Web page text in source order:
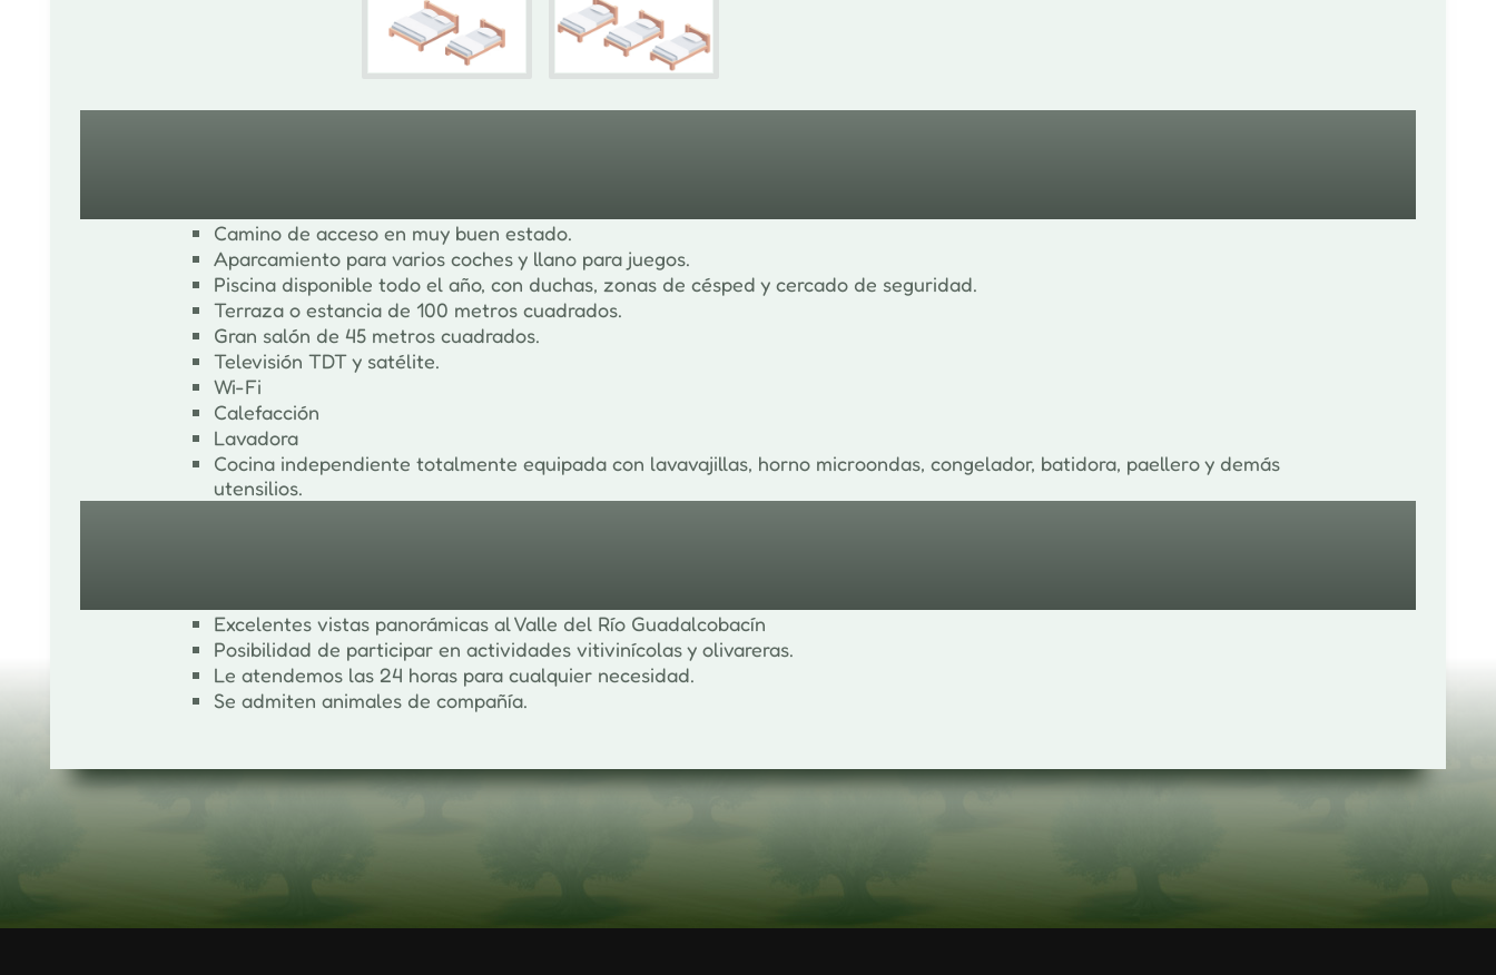
Camino de acceso en muy buen estado.
Aparcamiento para varios coches y llano para juegos.
Piscina disponible todo el año, con duchas, zonas de césped y cercado de seguridad.
Terraza o estancia de 100 metros cuadrados.
Gran salón de 45 metros cuadrados.
Televisión TDT y satélite.
Wi-Fi
Calefacción
Lavadora
Cocina independiente totalmente equipada con lavavajillas, horno microondas, congelador, batidora, paellero y demás
utensilios.
Excelentes vistas panorámicas al Valle del Río Guadalcobacín
Posibilidad de participar en actividades vitivinícolas y olivareras.
Le atendemos las 24 horas para cualquier necesidad.
Se admiten animales de compañía.